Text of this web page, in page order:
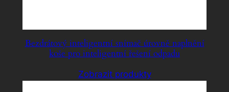
Bezdrátový inteligentní snímač úrovně naplnění
koše pro inteligentní řešení odpadu
Zobrazit produkty